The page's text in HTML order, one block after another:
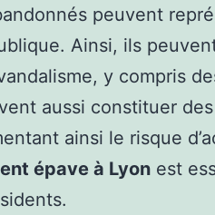
peuvent
Ainsi, ils
y compris
aussi constituer
ainsi le risque
épave à Lyon est